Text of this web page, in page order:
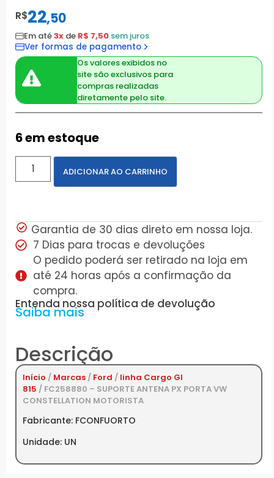
R$22,50
Em até3x de R$ 7,50 sem juros
Ver formas de pagamento
Os valores exibidos no
site são exclusivos para
compras realizadas
diretamente pelo site.
6 em estoque
ADICIONAR AO CARRINHO
Garantia de 30 dias direto em nossa loja.
7 Dias para trocas e devoluções
O pedido poderá ser retirado na loja em
até 24 horas após a confirmação da
compra.
Entenda nossa política de devolução
Saiba mais
Descrição
Início / Marcas / Ford / linha Cargo GI
815 / FC258880 – SUPORTE ANTENA PX PORTA VW
CONSTELLATION MOTORISTA
Fabricante: FCONFUORTO
Unidade: UN